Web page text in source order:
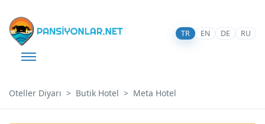
TR EN DE RU
Oteller Diyarı Butik Hotel Meta Hotel